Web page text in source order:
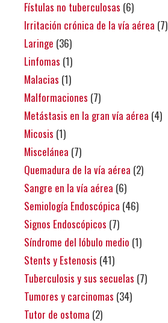
Fístulas no tuberculosas (6)
Irritación crónica de la vía aérea (7)
Laringe (36)
Linfomas (1)
Malacias (1)
Malformaciones (7)
Metástasis en la gran vía aérea (4)
Micosis (1)
Miscelánea (7)
Quemadura de la vía aérea (2)
Sangre en la vía aérea (6)
Semiología Endoscópica (46)
Signos Endoscópicos (7)
Síndrome del lóbulo medio (1)
Stents y Estenosis (41)
Tuberculosis y sus secuelas (7)
Tumores y carcinomas (34)
Tutor de ostoma (2)